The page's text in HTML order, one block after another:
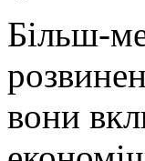
Більш-
вони